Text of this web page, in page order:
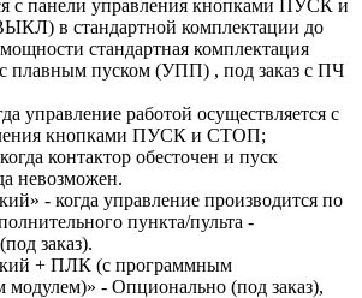
с панели управления кнопками ПУСК и
в стандартной комплектации до
стандартная комплектация
с плавным пуском (УПП) , под заказ с ПЧ
управление работой осуществляется с
кнопками ПУСК и СТОП;
контактор обесточен и пуск
невозможен.
- когда управление производится по
пункта/пульта -
заказ).
+ ПЛК (с программным
модулем)» - Опционально (под заказ),